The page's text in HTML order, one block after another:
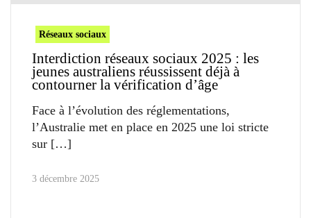
Réseaux sociaux
Interdiction réseaux sociaux 2025 : les
jeunes australiens réussissent déjà à
contourner la vérification d’âge
Face à l’évolution des réglementations,
l’Australie met en place en 2025 une loi stricte
sur
3 décembre 2025